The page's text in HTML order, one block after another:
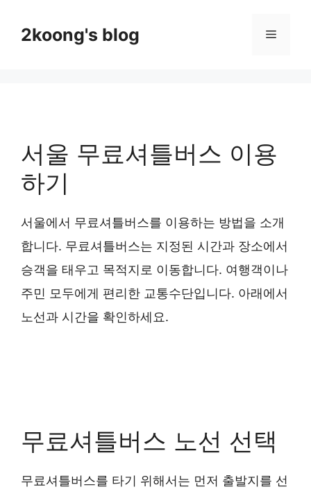
content2koong's blog Menu
서울 무료셔틀버스 이용
하기
서울에서 무료셔틀버스를 이용하는 방법을 소개
합니다. 무료셔틀버스는 지정된 시간과 장소에서
승객을 태우고 목적지로 이동합니다. 여행객이나
주민 모두에게 편리한 교통수단입니다. 아래에서
노선과 시간을 확인하세요.
무료셔틀버스 노선 선택
무료셔틀버스를 타기 위해서는 먼저 출발지를 선